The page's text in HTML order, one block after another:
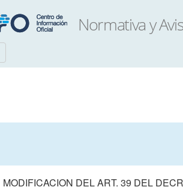
MODIFICACION DEL ART. 39 DEL